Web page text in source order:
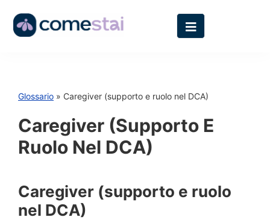
Glossario » Caregiver (supporto e ruolo nel DCA)
Caregiver (supporto E
Ruolo Nel DCA)
Caregiver (supporto e ruolo
nel DCA)